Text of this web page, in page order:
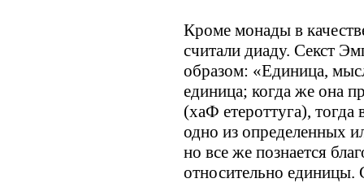
Кроме монады в
считали диаду. Секст
образом: «Единица,
единица; когда же она
(хаФ етероттуга), тогда
одно из определенных
но все же познается
относительно единицы.